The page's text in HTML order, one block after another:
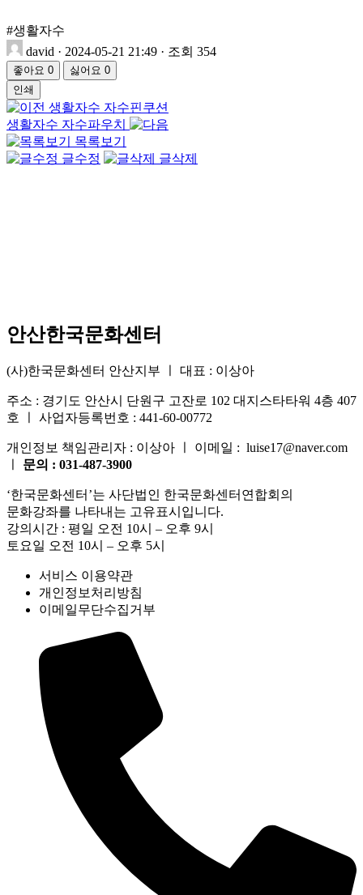
#생활자수
david · 2024-05-21 21:49 · 조회 354
좋아요 0 싫어요 0
인쇄
생활자수 자수핀쿠션
생활자수 자수파우치
목록보기
글수정
글삭제
안산한국문화센터
(사)한국문화센터 안산지부 ㅣ 대표 : 이상아
주소 : 경기도 안산시 단원구 고잔로 102 대지스타타워 4층 407
호 ㅣ 사업자등록번호 : 441-60-00772
개인정보 책임관리자 : 이상아 ㅣ 이메일 : luise17@naver.com
문의 : 031-487-3900
‘한국문화센터’는 사단법인 한국문화센터연합회의
문화강좌를 나타내는 고유표시입니다.
강의시간 : 평일 오전 10시 – 오후 9시
토요일 오전 10시 – 오후 5시
서비스 이용약관
개인정보처리방침
이메일무단수집거부